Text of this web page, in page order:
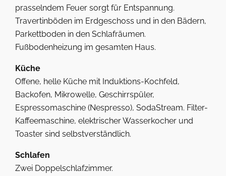
prasselndem Feuer sorgt für Entspannung.
Travertinböden im Erdgeschoss und in den Bädern,
Parkettboden in den Schlafräumen.
Fußbodenheizung im gesamten Haus.
Küche
Offene, helle Küche mit Induktions-Kochfeld,
Backofen, Mikrowelle, Geschirrspüler,
Espressomaschine (Nespresso), SodaStream. Filter-
Kaffeemaschine, elektrischer Wasserkocher und
Toaster sind selbstverständlich.
Schlafen
Zwei Doppelschlafzimmer.